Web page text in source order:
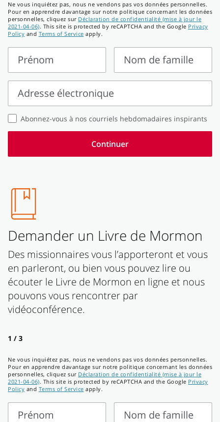
Ne vous inquiétez pas, nous ne vendons pas vos données personnelles.
Pour en apprendre davantage sur notre politique concernant les données
personnelles, cliquez sur Déclaration de confidentialité (mise à jour le
2021-04-06). This site is protected by reCAPTCHA and the Google Privacy
Policy and Terms of Service apply.
Prénom
Prénom
Nom de famille
Nom
de
famille
Adresse électronique
Adresse
électronique
Abonnez-vous à nos courriels hebdomadaires inspirants
Continuer
Demander un Livre de Mormon
Des missionnaires vous l’apporteront et vous
en parleront, ou bien vous pouvez lire ou
écouter le Livre de Mormon en ligne et nous
pouvons vous rencontrer par
vidéoconférence.
1 / 3
Ne vous inquiétez pas, nous ne vendons pas vos données personnelles.
Pour en apprendre davantage sur notre politique concernant les données
personnelles, cliquez sur Déclaration de confidentialité (mise à jour le
2021-04-06). This site is protected by reCAPTCHA and the Google Privacy
Policy and Terms of Service apply.
Prénom
Nom de famille